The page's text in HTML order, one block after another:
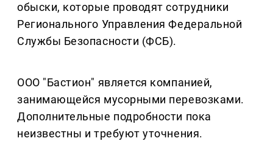
обыски, которые проводят сотрудники
Регионального Управления Федеральной
Службы Безопасности (ФСБ).
ООО "Бастион" является компанией,
занимающейся мусорными перевозками.
Дополнительные подробности пока
неизвестны и требуют уточнения.